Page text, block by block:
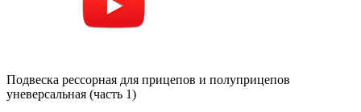
Подвеска рессорная для прицепов и полуприцепов
уневерсальная (часть 1)